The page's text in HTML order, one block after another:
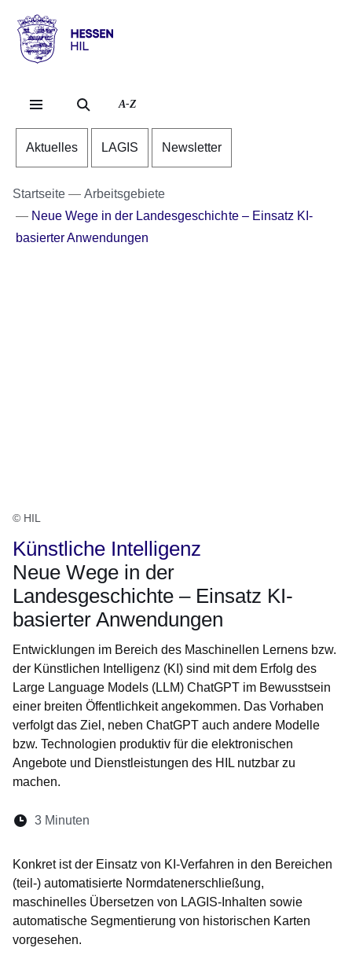
Hessen
HIL
A-Z
Aktuelles LAGIS Newsletter
Startseite
Arbeitsgebiete
Neue Wege in der Landesgeschichte – Einsatz KI-
basierter Anwendungen
© HIL
Künstliche Intelligenz
Neue Wege in der
Landesgeschichte – Einsatz KI-
basierter Anwendungen
Entwicklungen im Bereich des Maschinellen Lernens bzw.
der Künstlichen Intelligenz (KI) sind mit dem Erfolg des
Large Language Models (LLM) ChatGPT im Bewusstsein
einer breiten Öffentlichkeit angekommen. Das Vorhaben
verfolgt das Ziel, neben ChatGPT auch andere Modelle
bzw. Technologien produktiv für die elektronischen
Angebote und Dienstleistungen des HIL nutzbar zu
machen.
Lesedauer:
3 Minuten
Konkret ist der Einsatz von KI-Verfahren in den Bereichen
(teil-) automatisierte Normdatenerschließung,
maschinelles Übersetzen von LAGIS-Inhalten sowie
automatische Segmentierung von historischen Karten
vorgesehen.